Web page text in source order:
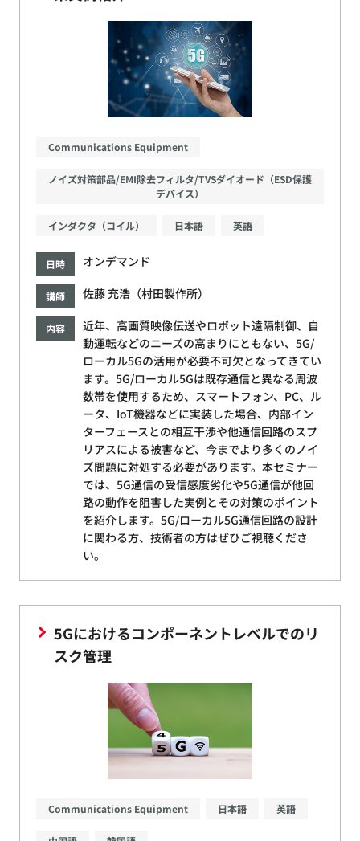
Communications Equipment
ノイズ対策部品/EMI除去フィルタ/TVSダイオード（ESD保護
デバイス）
インダクタ（コイル） 日本語 英語
日時 オンデマンド
講師 佐藤 充浩（村田製作所）
内容
近年、高画質映像伝送やロボット遠隔制御、自
動運転などのニーズの高まりにともない、5G/
ローカル5Gの活用が必要不可欠となってきてい
ます。5G/ローカル5Gは既存通信と異なる周波
数帯を使用するため、スマートフォン、PC、ル
ータ、IoT機器などに実装した場合、内部イン
ターフェースとの相互干渉や他通信回路のスプ
リアスによる被害など、今までより多くのノイ
ズ問題に対処する必要があります。本セミナー
では、5G通信の受信感度劣化や5G通信が他回
路の動作を阻害した実例とその対策のポイント
を紹介します。5G/ローカル5G通信回路の設計
に関わる方、技術者の方はぜひご視聴くださ
い。
5Gにおけるコンポーネントレベルでのリ
スク管理
Communications Equipment 日本語 英語